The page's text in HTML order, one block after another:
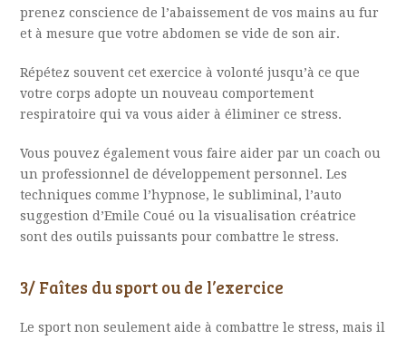
prenez conscience de l’abaissement de vos mains au fur
et à mesure que votre abdomen se vide de son air.
Répétez souvent cet exercice à volonté jusqu’à ce que
votre corps adopte un nouveau comportement
respiratoire qui va vous aider à éliminer ce stress.
Vous pouvez également vous faire aider par un coach ou
un professionnel de développement personnel. Les
techniques comme l’hypnose, le subliminal, l’auto
suggestion d’Emile Coué ou la visualisation créatrice
sont des outils puissants pour combattre le stress.
3/ Faîtes du sport ou de l’exercice
Le sport non seulement aide à combattre le stress, mais il